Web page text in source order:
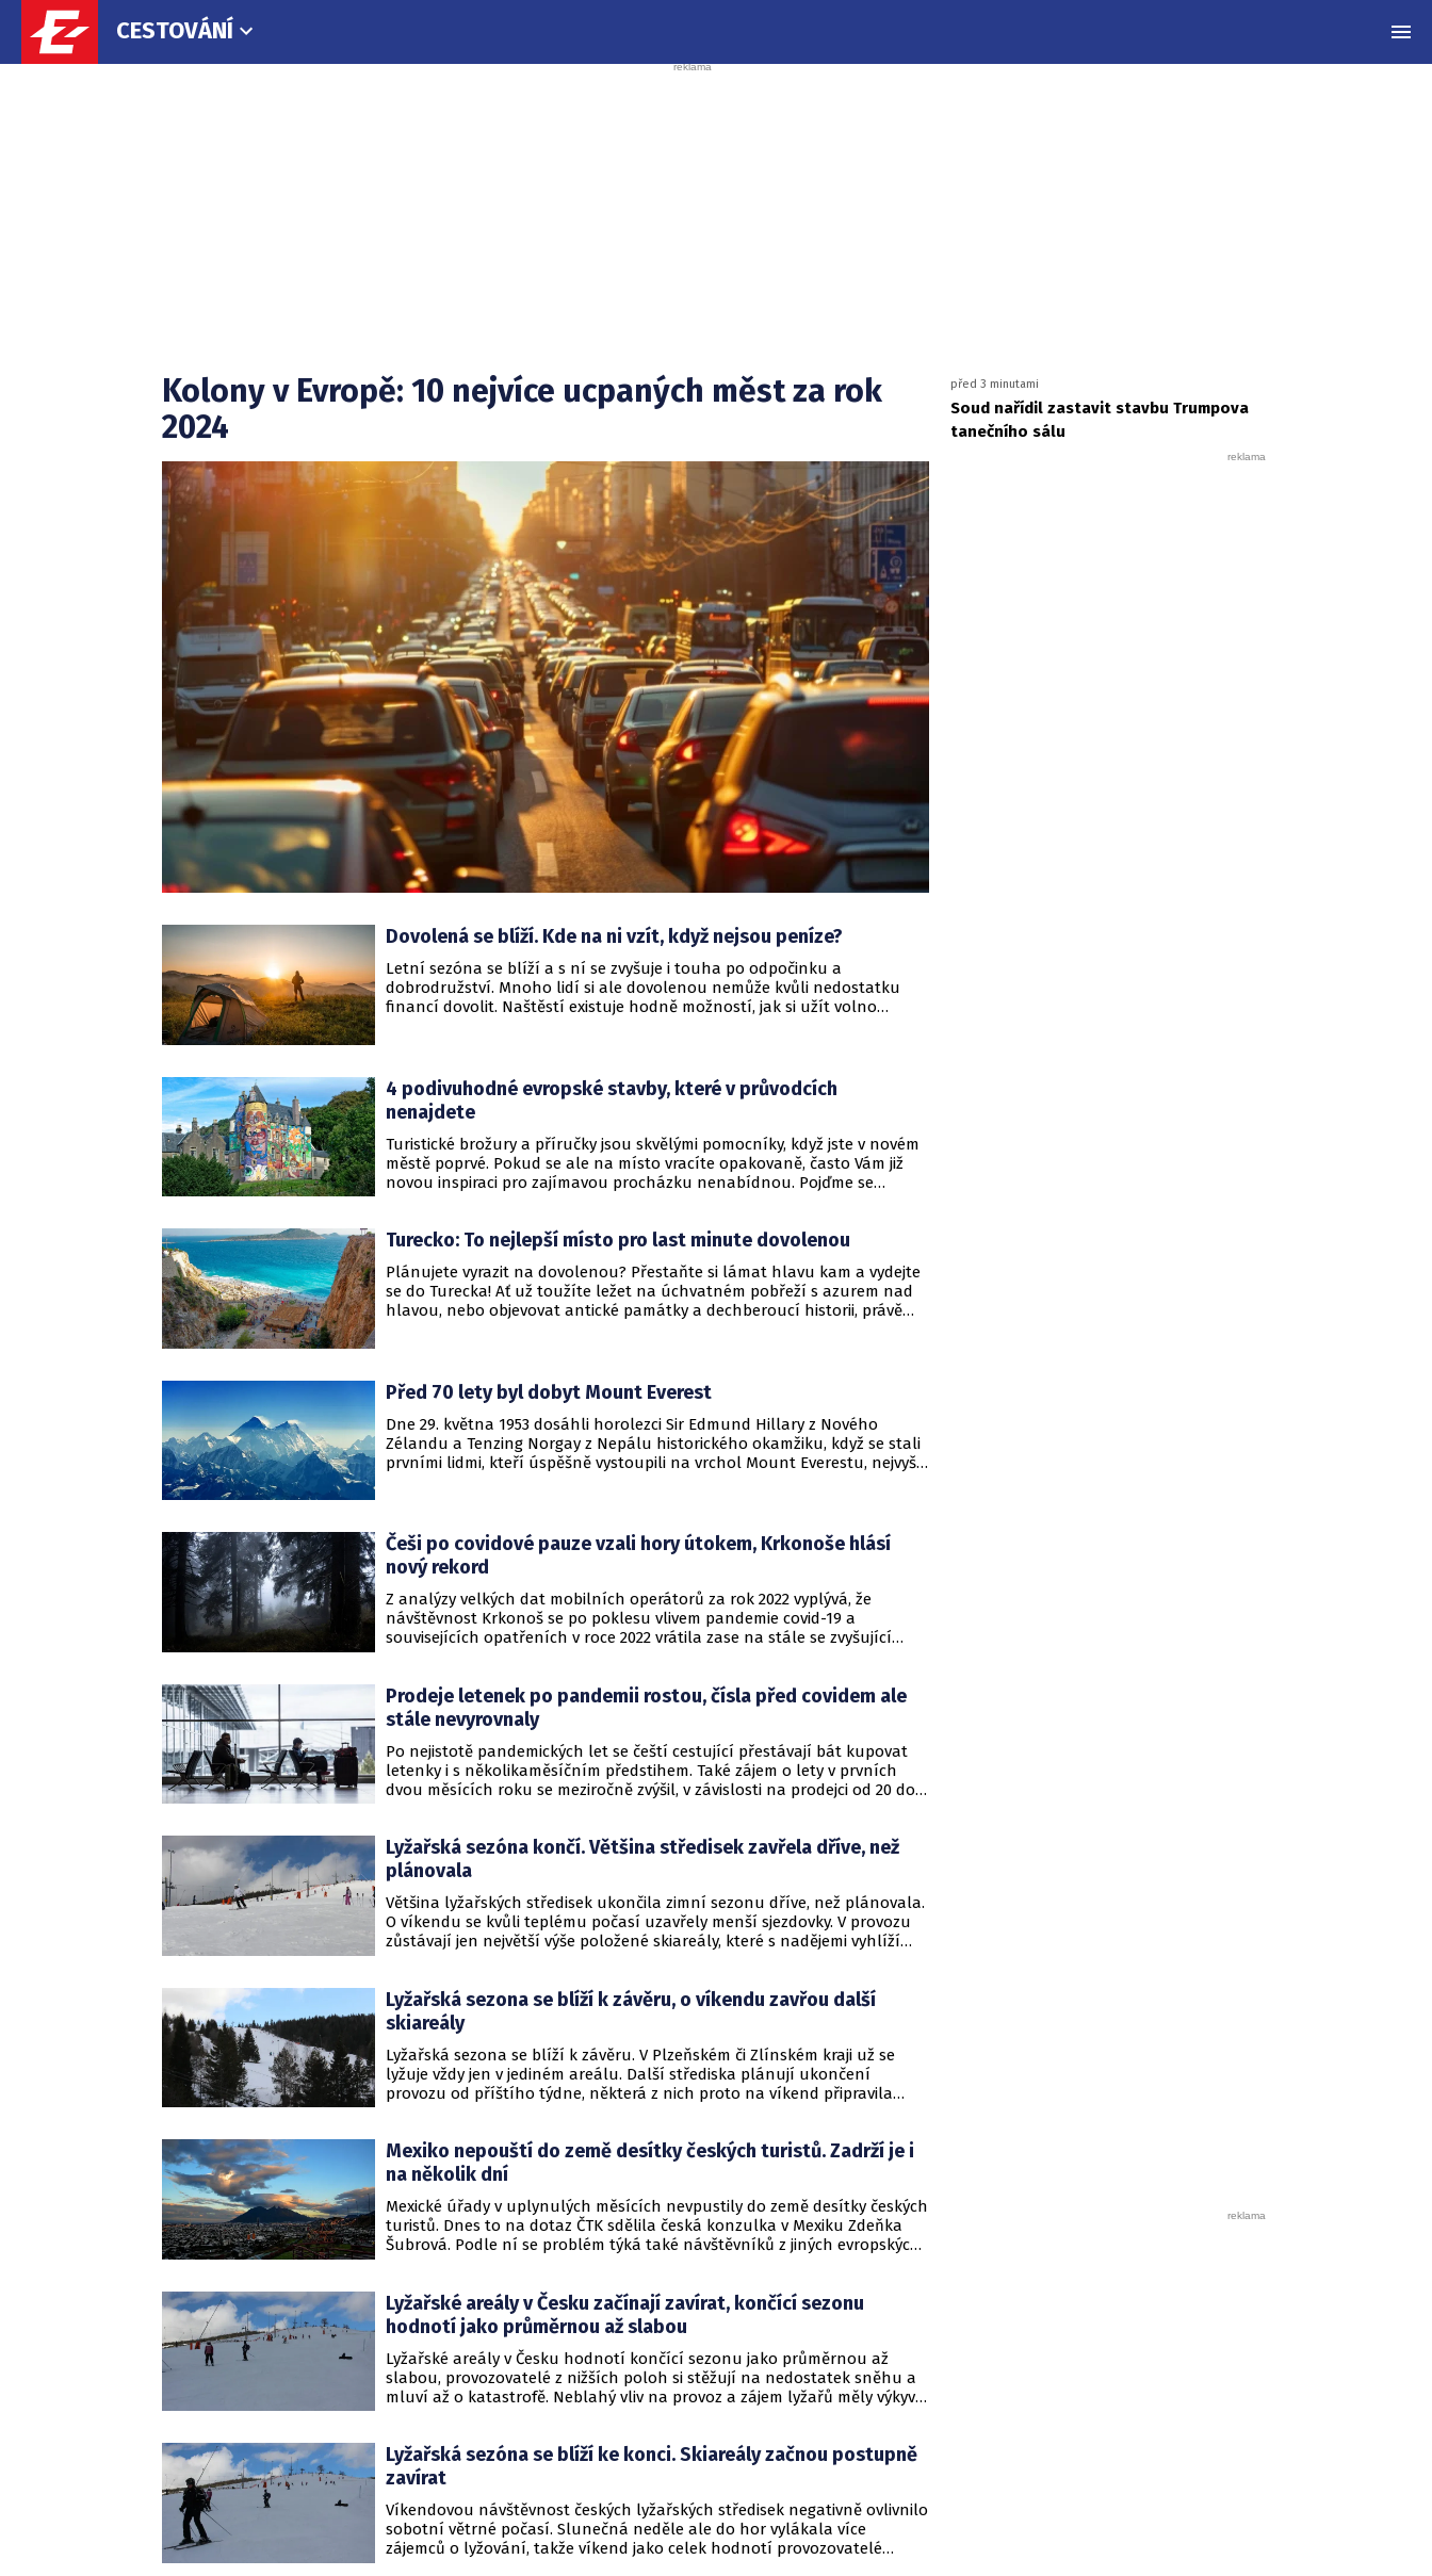
CESTOVÁNÍ
Cestování
Související
články:
Kolony v Evropě: 10 nejvíce ucpaných měst za rok
2024
Dovolená se blíží. Kde na ni vzít, když nejsou peníze?
Letní sezóna se blíží a s ní se zvyšuje i touha po odpočinku a
dobrodružství. Mnoho lidí si ale dovolenou nemůže kvůli nedostatku
financí dovolit. Naštěstí existuje hodně možností, jak si užít volno
4 podivuhodné evropské stavby, které v průvodcích
nenajdete
Turistické brožury a příručky jsou skvělými pomocníky, když jste v novém
městě poprvé. Pokud se ale na místo vracíte opakovaně, často Vám již
novou inspiraci pro zajímavou procházku nenabídnou. Pojďme se
Turecko: To nejlepší místo pro last minute dovolenou
Plánujete vyrazit na dovolenou? Přestaňte si lámat hlavu kam a vydejte
se do Turecka! Ať už toužíte ležet na úchvatném pobřeží s azurem nad
hlavou, nebo objevovat antické památky a dechberoucí historii, právě
Před 70 lety byl dobyt Mount Everest
Dne 29. května 1953 dosáhli horolezci Sir Edmund Hillary z Nového
Zélandu a Tenzing Norgay z Nepálu historického okamžiku, když se stali
prvními lidmi, kteří úspěšně vystoupili na vrchol Mount Everestu, nejvyšší
Češi po covidové pauze vzali hory útokem, Krkonoše hlásí
nový rekord
Z analýzy velkých dat mobilních operátorů za rok 2022 vyplývá, že
návštěvnost Krkonoš se po poklesu vlivem pandemie covid-19 a
souvisejících opatřeních v roce 2022 vrátila zase na stále se zvyšující
Prodeje letenek po pandemii rostou, čísla před covidem ale
stále nevyrovnaly
Po nejistotě pandemických let se čeští cestující přestávají bát kupovat
letenky i s několikaměsíčním předstihem. Také zájem o lety v prvních
dvou měsících roku se meziročně zvýšil, v závislosti na prodejci od 20 do
stále ještě nevyrovnaly předcovidovým číslům.
Lyžařská sezóna končí. Většina středisek zavřela dříve, než
plánovala
Většina lyžařských středisek ukončila zimní sezonu dříve, než plánovala.
O víkendu se kvůli teplému počasí uzavřely menší sjezdovky. V provozu
zůstávají jen největší výše položené skiareály, které s nadějemi vyhlíží
Čech.
Lyžařská sezona se blíží k závěru, o víkendu zavřou další
skiareály
Lyžařská sezona se blíží k závěru. V Plzeňském či Zlínském kraji už se
lyžuje vždy jen v jediném areálu. Další střediska plánují ukončení
provozu od příštího týdne, některá z nich proto na víkend připravila
meteorology předpovídané ochlazení od víkendu.
Mexiko nepouští do země desítky českých turistů. Zadrží je i
na několik dní
Mexické úřady v uplynulých měsících nevpustily do země desítky českých
turistů. Dnes to na dotaz ČTK sdělila česká konzulka v Mexiku Zdeňka
Šubrová. Podle ní se problém týká také návštěvníků z jiných evropských
České velvyslanectví proti postupu mexických úřadů protestovalo. O
problémech českých cestovatelů v Mexiku informoval i server Česká
Lyžařské areály v Česku začínají zavírat, končící sezonu
hodnotí jako průměrnou až slabou
Lyžařské areály v Česku hodnotí končící sezonu jako průměrnou až
slabou, provozovatelé z nižších poloh si stěžují na nedostatek sněhu a
mluví až o katastrofě. Neblahý vliv na provoz a zájem lyžařů měly výkyvy
plánované investice.
Lyžařská sezóna se blíží ke konci. Skiareály začnou postupně
zavírat
Víkendovou návštěvnost českých lyžařských středisek negativně ovlivnilo
sobotní větrné počasí. Slunečná neděle ale do hor vylákala více
zájemců o lyžování, takže víkend jako celek hodnotí provozovatelé
před 3 minutami
Soud nařídil zastavit stavbu Trumpova
tanečního sálu